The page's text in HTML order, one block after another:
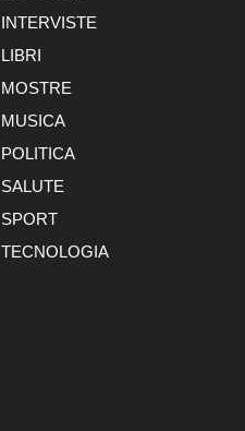
INTERVISTE
LIBRI
MOSTRE
MUSICA
POLITICA
SALUTE
SPORT
TECNOLOGIA